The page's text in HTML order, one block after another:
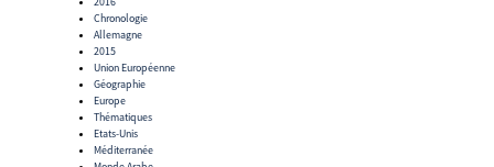
Chronologie
Allemagne
2015
Union Européenne
Géographie
Europe
Thématiques
Etats-Unis
Méditerranée